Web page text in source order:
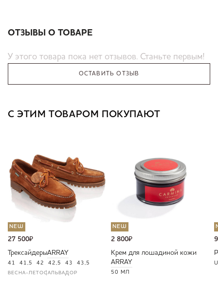
ОТЗЫВЫ О ТОВАРЕ
У этого товара пока нет отзывов. Станьте первым!
ОСТАВИТЬ ОТЗЫВ
С ЭТИМ ТОВАРОМ ПОКУПАЮТ
NEW
27 500₽
ТрексайдерыARRAY
41 41,5 42 42,5 43 43,5
ВЕСНА-ЛЕТОСАЛЬВАДОР
NEW
2 800₽
Крем для лошадиной кожи
ARRAY
50 МЛ